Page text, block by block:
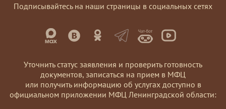
Подписывайтесь на наши страницы в социальных сетях
Уточнить статус заявления и проверить готовность
документов, записаться на прием в МФЦ
или получить информацию об услугах доступно в
официальном приложении МФЦ Ленинградской области: